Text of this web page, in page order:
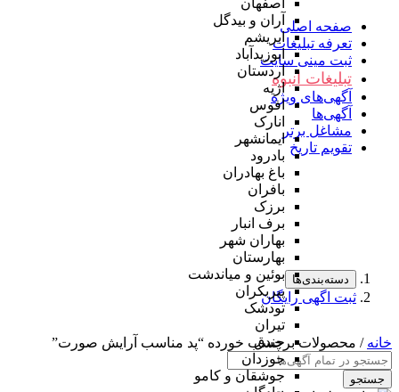
اصفهان
آران و بیدگل
ابریشم
ابوزیدآباد
اردستان
اژیه
افوس
انارک
ایمانشهر
بادرود
باغ بهادران
بافران
برزک
برف انبار
بهاران شهر
بهارستان
بوئین و میاندشت
پیربکران
تودشک
تیران
جندق
جوزدان
جوشقان و کامو
صفحه اصلی
تعرفه تبلیغات
ثبت مینی سایت
تبلیغات انبوه
آگهی‌های ویژه
آگهی‌ها
مشاغل برتر
تقویم تاریخ
دسته‌بندی‌ها
ثبت اگهی رایگان
خانه / محصولات برچسب خورده “پد مناسب آرایش صورت”
جستجو